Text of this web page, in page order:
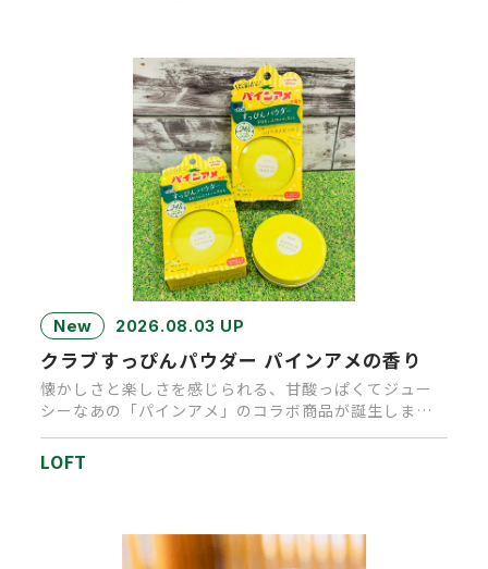
New 2026.08.03 UP
クラブすっぴんパウダー パインアメの香り
懐かしさと楽しさを感じられる、甘酸っぱくてジュー
シーなあの「パインアメ」のコラボ商品が誕生しまし
た。キャンディを思わせる…
LOFT